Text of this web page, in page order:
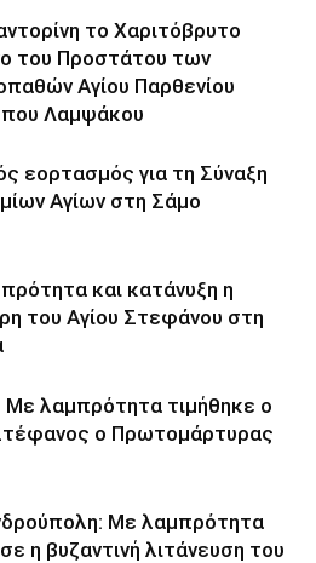
το Χαριτόβρυτο
του Προστάτου των
Αγίου Παρθενίου
Λαμψάκου
εορτασμός για τη Σύναξη
Αγίων στη Σάμο
και κατάνυξη η
του Αγίου Στεφάνου στη
Με λαμπρότητα τιμήθηκε ο
ο Πρωτομάρτυρας
Με λαμπρότητα
η βυζαντινή λιτάνευση του